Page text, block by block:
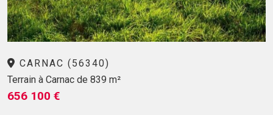
CARNAC (56340)
Terrain à Carnac de 839 m²
656 100 €